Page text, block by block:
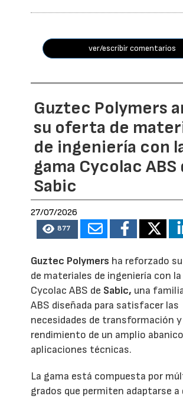
ver/escribir comentarios
Guztec Polymers
su oferta de
de ingeniería con
gama Cycolac ABS
Sabic
27/07/2026
877
Guztec Polymers ha reforzado
de materiales de ingeniería con
Cycolac ABS de Sabic, una
ABS diseñada para satisfacer las
necesidades de transformación y
rendimiento de un amplio
aplicaciones técnicas.
La gama está compuesta por
grados que permiten adaptarse